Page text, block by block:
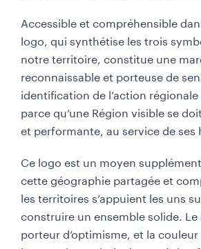
Accessible et compréhensible
logo, qui synthétise les trois
notre territoire, constitue une
reconnaissable et porteuse de
identification de l’action
parce qu’une Région visible se
et performante, au service de ses
Ce logo est un moyen
cette géographie partagée et
les territoires s’appuient les uns
construire un ensemble solide. Le
porteur d’optimisme, et la